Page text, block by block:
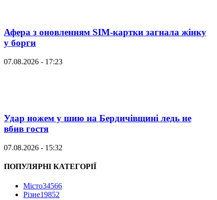
Афера з оновленням SIM-картки загнала жінку
у борги
07.08.2026 - 17:23
Удар ножем у шию на Бердичівщині ледь не
вбив гостя
07.08.2026 - 15:32
ПОПУЛЯРНІ КАТЕГОРІЇ
Місто34566
Різне19852